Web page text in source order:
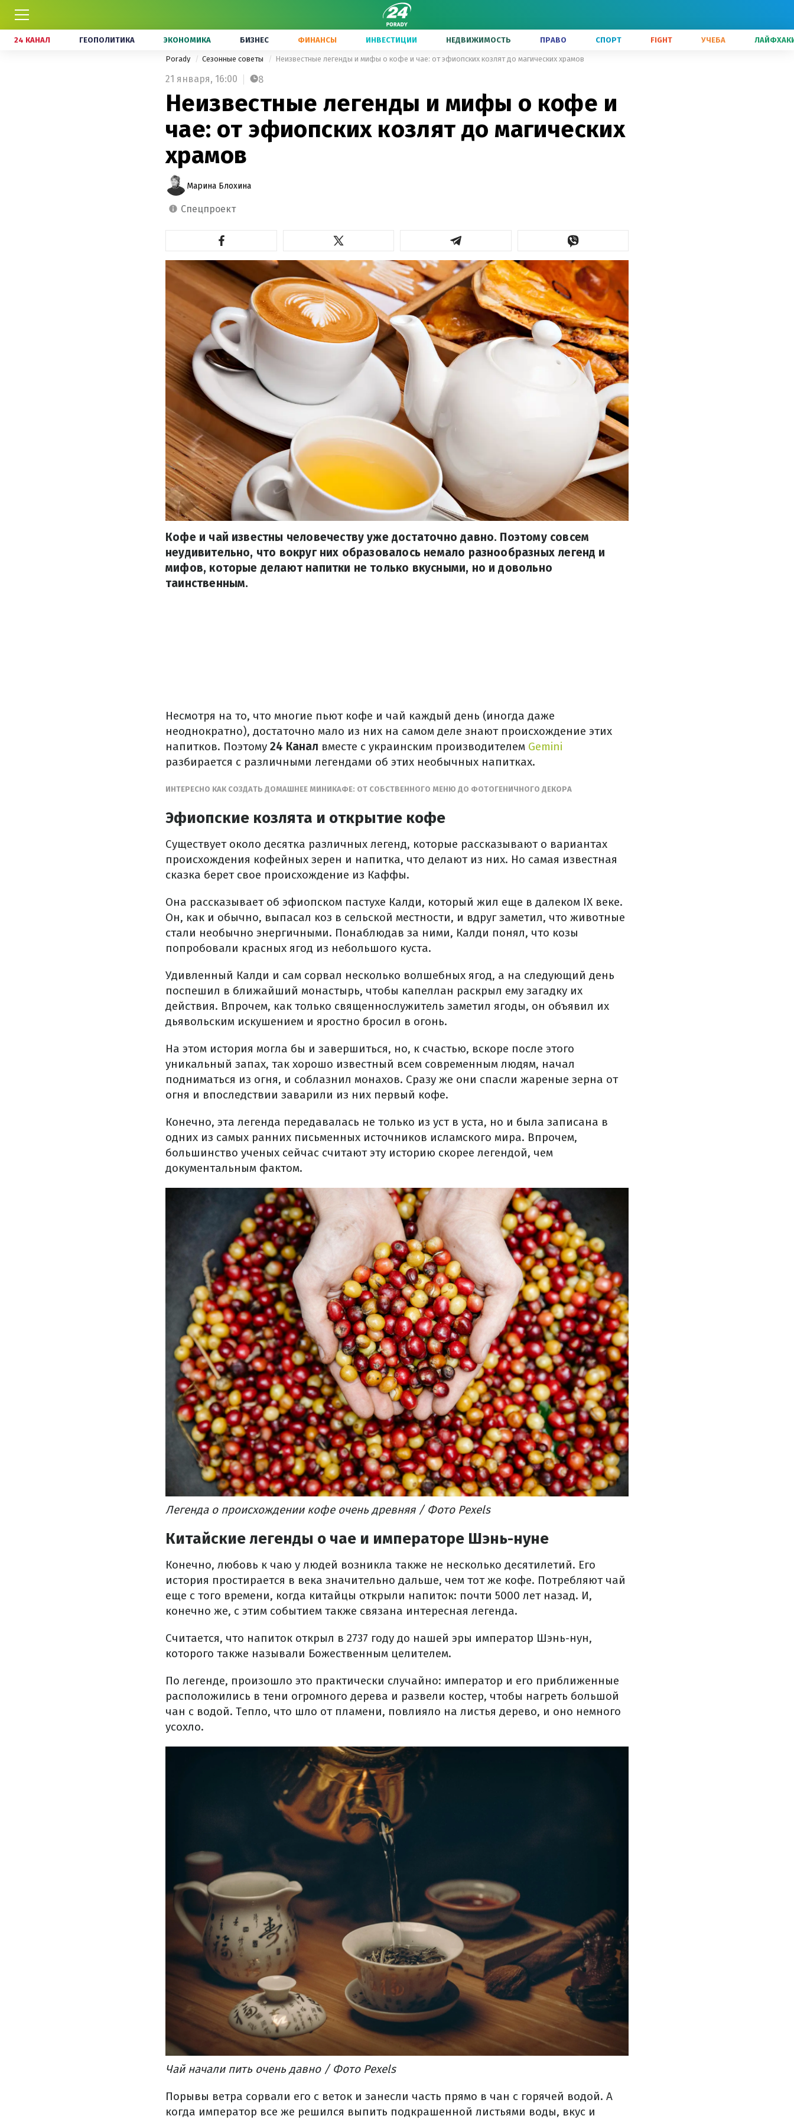
24 КАНАЛ ГЕОПОЛИТИКА ЭКОНОМИКА БИЗНЕС ФИНАНСЫ ИНВЕСТИЦИИ НЕДВИЖИМОСТЬ ПРАВО СПОРТ FIGHT УЧЕБА
Porady Сезонные советы Неизвестные легенды и мифы о кофе и чае: от эфиопских козлят до магических храмов
21 января, 16:00 8
Неизвестные легенды и мифы о кофе и
чае: от эфиопских козлят до магических
храмов
Марина Блохина
спецпроект
Кофе и чай известны человечеству уже достаточно давно. Поэтому совсем
неудивительно, что вокруг них образовалось немало разнообразных легенд и
мифов, которые делают напитки не только вкусными, но и довольно
таинственным.
Несмотря на то, что многие пьют кофе и чай каждый день (иногда даже
неоднократно), достаточно мало из них на самом деле знают происхождение этих
напитков. Поэтому 24 Канал вместе с украинским производителем Gemini
разбирается с различными легендами об этих необычных напитках.
ИНТЕРЕСНО КАК СОЗДАТЬ ДОМАШНЕЕ МИНИКАФЕ: ОТ СОБСТВЕННОГО МЕНЮ ДО ФОТОГЕНИЧНОГО ДЕКОРА
Эфиопские козлята и открытие кофе
Существует около десятка различных легенд, которые рассказывают о вариантах
происхождения кофейных зерен и напитка, что делают из них. Но самая известная
сказка берет свое происхождение из Каффы.
Она рассказывает об эфиопском пастухе Калди, который жил еще в далеком IX веке.
Он, как и обычно, выпасал коз в сельской местности, и вдруг заметил, что животные
стали необычно энергичными. Понаблюдав за ними, Калди понял, что козы
попробовали красных ягод из небольшого куста.
Удивленный Калди и сам сорвал несколько волшебных ягод, а на следующий день
поспешил в ближайший монастырь, чтобы капеллан раскрыл ему загадку их
действия. Впрочем, как только священнослужитель заметил ягоды, он объявил их
дьявольским искушением и яростно бросил в огонь.
На этом история могла бы и завершиться, но, к счастью, вскоре после этого
уникальный запах, так хорошо известный всем современным людям, начал
подниматься из огня, и соблазнил монахов. Сразу же они спасли жареные зерна от
огня и впоследствии заварили из них первый кофе.
Конечно, эта легенда передавалась не только из уст в уста, но и была записана в
одних из самых ранних письменных источников исламского мира. Впрочем,
большинство ученых сейчас считают эту историю скорее легендой, чем
документальным фактом.
Легенда о происхождении кофе очень древняя / Фото Pexels
Китайские легенды о чае и императоре Шэнь-нуне
Конечно, любовь к чаю у людей возникла также не несколько десятилетий. Его
история простирается в века значительно дальше, чем тот же кофе. Потребляют чай
еще с того времени, когда китайцы открыли напиток: почти 5000 лет назад. И,
конечно же, с этим событием также связана интересная легенда.
Считается, что напиток открыл в 2737 году до нашей эры император Шэнь-нун,
которого также называли Божественным целителем.
По легенде, произошло это практически случайно: император и его приближенные
расположились в тени огромного дерева и развели костер, чтобы нагреть большой
чан с водой. Тепло, что шло от пламени, повлияло на листья дерево, и оно немного
усохло.
Чай начали пить очень давно / Фото Pexels
Порывы ветра сорвали его с веток и занесли часть прямо в чан с горячей водой. А
когда император все же решился выпить подкрашенной листьями воды, вкус и